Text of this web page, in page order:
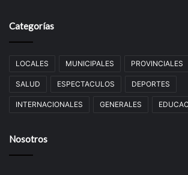
Categorías
LOCALES MUNICIPALES PROVINCIALES
SALUD ESPECTACULOS DEPORTES
INTERNACIONALES GENERALES
Nosotros